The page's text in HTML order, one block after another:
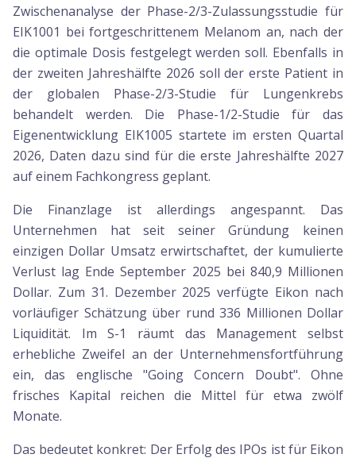
Zwischenanalyse der Phase-2/3-Zulassungsstudie für
EIK1001 bei fortgeschrittenem Melanom an, nach der
die optimale Dosis festgelegt werden soll. Ebenfalls in
der zweiten Jahreshälfte 2026 soll der erste Patient in
der globalen Phase-2/3-Studie für Lungenkrebs
behandelt werden. Die Phase-1/2-Studie für das
Eigenentwicklung EIK1005 startete im ersten Quartal
2026, Daten dazu sind für die erste Jahreshälfte 2027
auf einem Fachkongress geplant.
Die Finanzlage ist allerdings angespannt. Das
Unternehmen hat seit seiner Gründung keinen
einzigen Dollar Umsatz erwirtschaftet, der kumulierte
Verlust lag Ende September 2025 bei 840,9 Millionen
Dollar. Zum 31. Dezember 2025 verfügte Eikon nach
vorläufiger Schätzung über rund 336 Millionen Dollar
Liquidität. Im S-1 räumt das Management selbst
erhebliche Zweifel an der Unternehmensfortführung
ein, das englische "Going Concern Doubt". Ohne
frisches Kapital reichen die Mittel für etwa zwölf
Monate.
Das bedeutet konkret: Der Erfolg des IPOs ist für Eikon